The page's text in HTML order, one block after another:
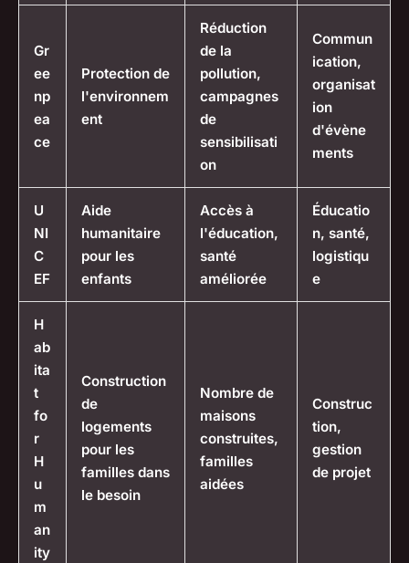
Gr
ee
np
ea
ce
Protection de
l'environnem
ent
Réduction
de la
pollution,
campagnes
de
sensibilisati
on
Commun
ication,
organisat
ion
d'évène
ments
U
NI
C
EF
Aide
humanitaire
pour les
enfants
Accès à
l'éducation,
santé
améliorée
Éducatio
n, santé,
logistiqu
e
H
ab
ita
t
fo
r
H
u
m
an
ity
Construction
de
logements
pour les
familles dans
le besoin
Nombre de
maisons
construites,
familles
aidées
Construc
tion,
gestion
de projet